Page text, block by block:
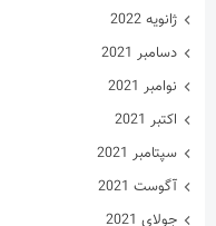
ژانویه 2022
دسامبر 2021
نوامبر 2021
اکتبر 2021
سپتامبر 2021
آگوست 2021
جولای 2021